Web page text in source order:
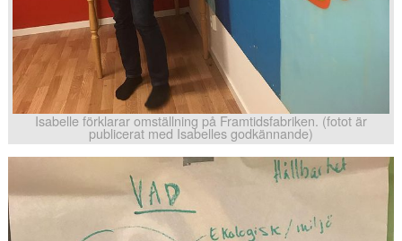
Isabelle förklarar omställning på Framtidsfabriken. (fotot är
publicerat med Isabelles godkännande)